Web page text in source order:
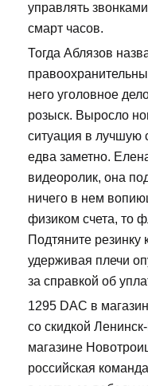
управлять
смарт часов.
Тогда Аблязов
него уголовное
розыск. Выросло
ситуация в лучшую
едва заметно.
видеоролик, она
ничего в нем
физиком счета, то
Подтяните резинку
удерживая плечи
за справкой об
1295 DAC в
со скидкой
магазине
российская